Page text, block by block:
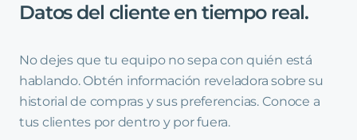
Datos del cliente en tiempo real.
No dejes que tu equipo no sepa con quién está
hablando. Obtén información reveladora sobre su
historial de compras y sus preferencias. Conoce a
tus clientes por dentro y por fuera.